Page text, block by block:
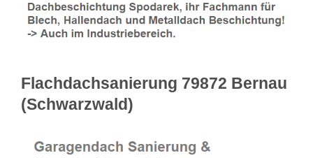
Flachdachsanierung 79872 Bernau
(Schwarzwald)